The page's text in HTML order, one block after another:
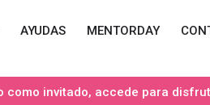
AYUDAS MENTORDAY
como invitado, accede para